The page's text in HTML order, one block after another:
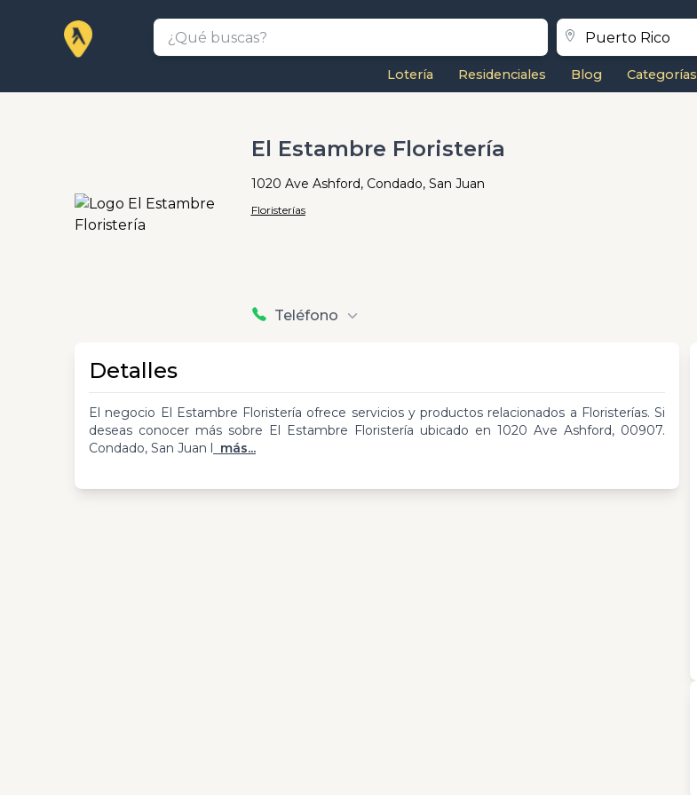
Lotería Residenciales Blog Categorías
El Estambre Floristería
1020 Ave Ashford, Condado, San Juan
Floristerías
Teléfono
Detalles
El negocio El Estambre Floristería ofrece servicios y productos relacionados a Floristerías. Si
deseas conocer más sobre El Estambre Floristería ubicado en 1020 Ave Ashford, 00907.
Condado, San Juan l más...